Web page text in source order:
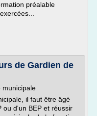
préalable
de Gardien de
municipale
il faut être âgé
ou d'un BEP et réussir